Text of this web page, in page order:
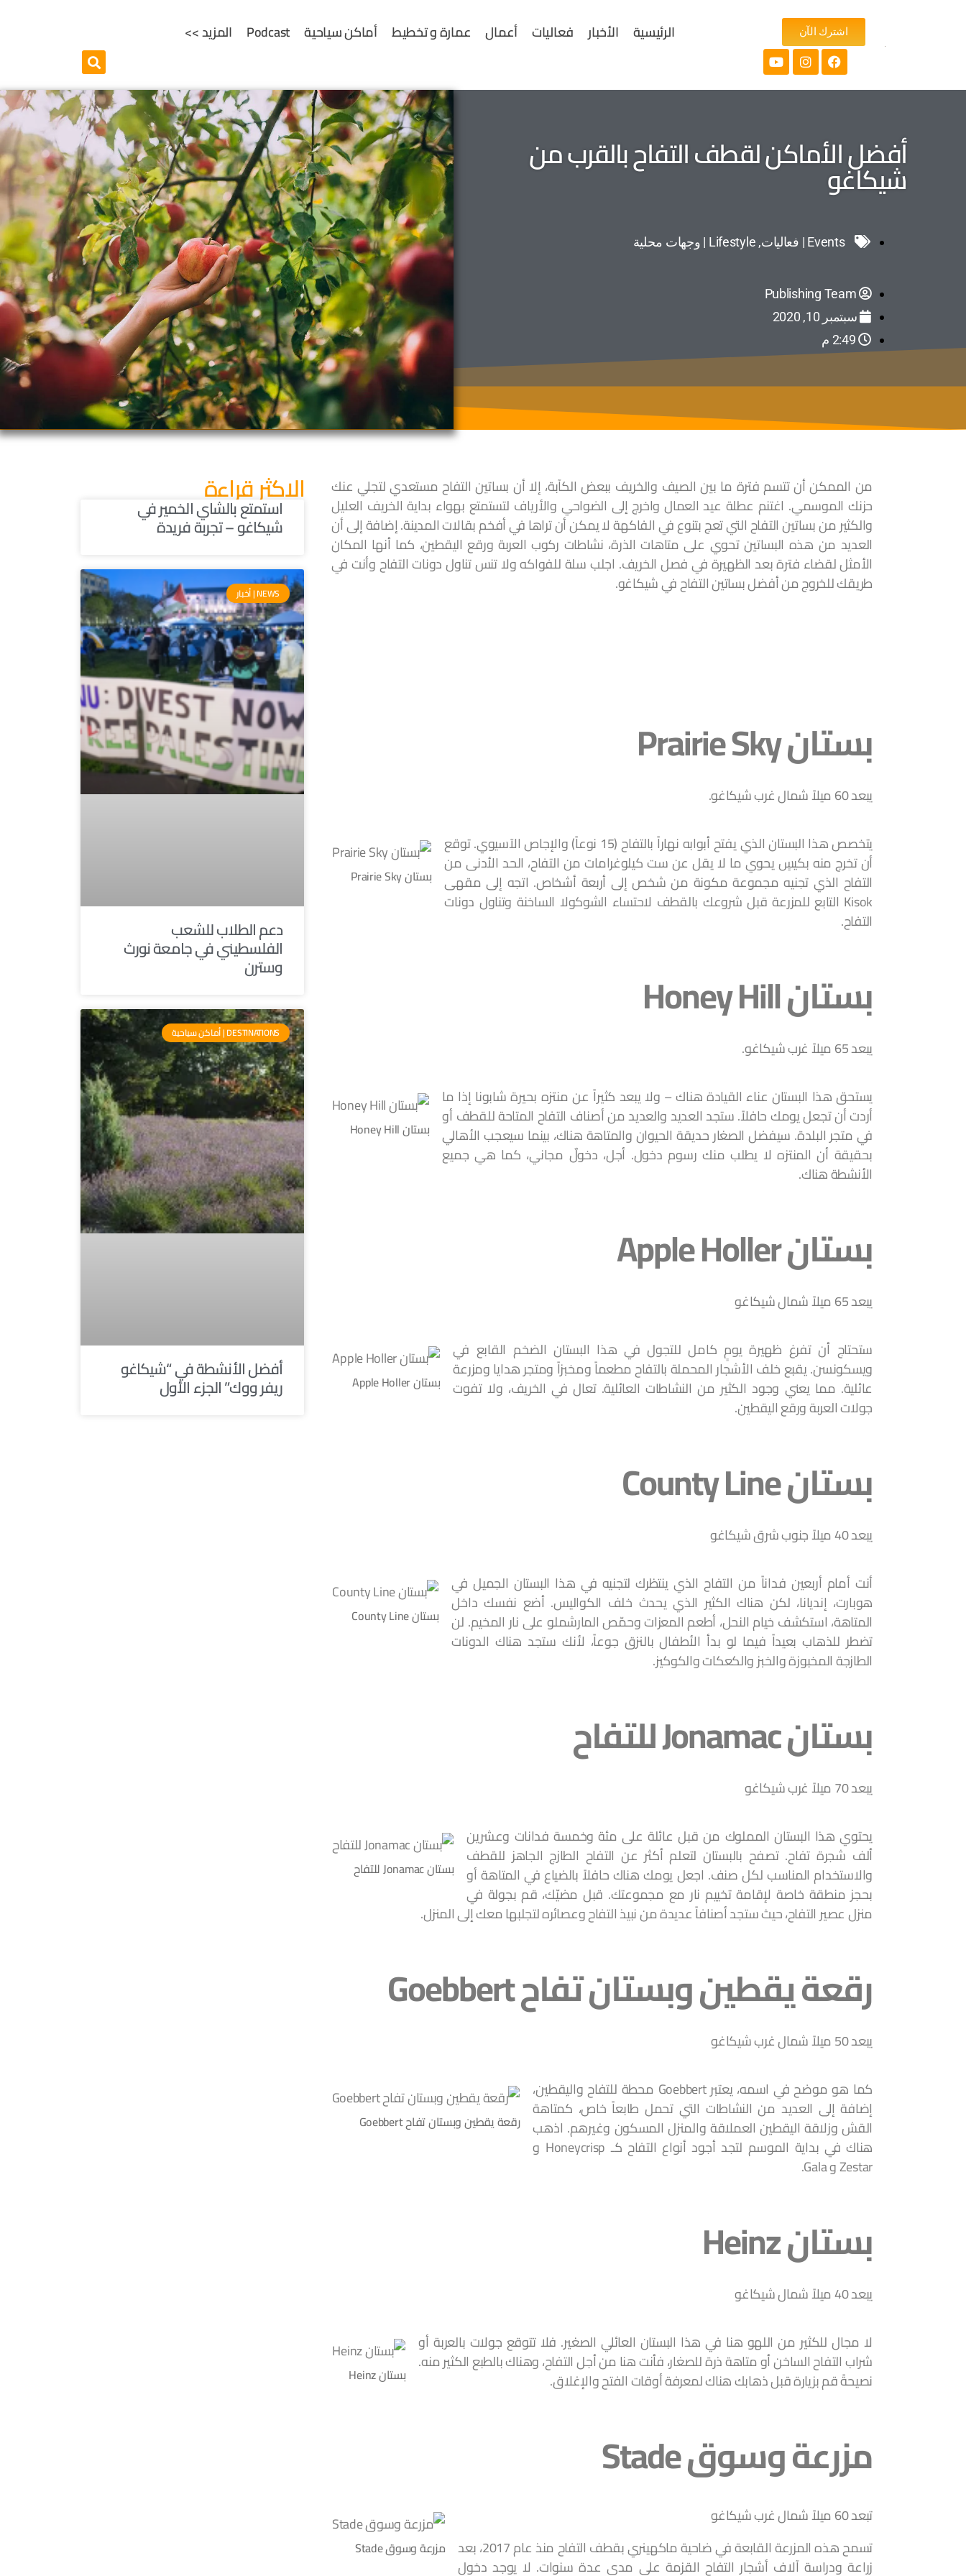
الرئيسية الأخبار فعاليات أعمال عمارة و تخطيط أماكن سياحية Podcast المزيد >> اشترك الآن
أفضل الأماكن لقطف التفاح بالقرب من
شيكاغو
Events | فعاليات , Lifestyle | وجهات محلية
Publishing Team
سبتمبر 10, 2020
2:49 م
من الممكن أن تتسم فترة ما بين الصيف والخريف ببعض الكآبة، إلا أن بساتين التفاح مستعدي لتجلي عنك
حزنك الموسمي. اغتنم عطلة عيد العمال واخرج إلى الضواحي والأرياف لتستمتع بهواء بداية الخريف العليل
والكثير من بساتين التفاح التي تعج بتنوع في الفاكهة لا يمكن أن تراها في أفخم بقالات المدينة. إضافة إلى أن
العديد من هذه البساتين تحوي على متاهات الذرة، نشاطات ركوب العربة ورقع اليقطين، كما أنها المكان
الأمثل لقضاء فترة بعد الظهيرة في فصل الخريف. اجلب سلة للفواكه ولا تنس تناول دونات التفاح وأنت في
طريقك للخروج من أفضل بساتين التفاح في شيكاغو.
بستان Prairie Sky
يبعد 60 ميلاً شمال غرب شيكاغو.
بستان Prairie Sky
يتخصص هذا البستان الذي يفتح أبوابه نهاراً بالتفاح (15 نوعاً) والإجاص الآسيوي. توقع
أن تخرج منه بكيسٍ يحوي ما لا يقل عن ست كيلوغرامات من التفاح، الحد الأدنى من
التفاح الذي تجنيه مجموعة مكونة من شخص إلى أربعة أشخاص. اتجه إلى مقهى
Kisok التابع للمزرعة قبل شروعك بالقطف لاحتساء الشوكولا الساخنة وتناول دونات
التفاح.
بستان Honey Hill
يبعد 65 ميلاً غرب شيكاغو.
بستان Honey Hill
يستحق هذا البستان عناء القيادة هناك – ولا يبعد كثيراً عن منتزه بحيرة شابونا إذا ما
أردت أن تجعل يومك حافلاً. ستجد العديد والعديد من أصناف التفاح المتاحة للقطف أو
في متجر البلدة. سيفضل الصغار حديقة الحيوان والمتاهة هناك، بينما سيعجب الأهالي
بحقيقة أن المنتزه لا يطلب منك رسوم دخول. أجل، دخولٌ مجاني، كما هي جميع
الأنشطة هناك.
بستان Apple Holler
يبعد 65 ميلاً شمال شيكاغو
بستان Apple Holler
ستحتاج أن تفرغ ظهيرة يومٍ كامل للتجول في هذا البستان الضخم القابع في
ويسكونسن. يقبع خلف الأشجار المحملة بالتفاح مطعماً ومخبزاً ومتجر هدايا ومزرعة
عائلية. مما يعني وجود الكثير من النشاطات العائلية. تعال في الخريف، ولا تفوت
جولات العربة ورقع اليقطين.
بستان County Line
يبعد 40 ميلاً جنوب شرق شيكاغو
بستان County Line
أنت أمام أربعين فداناً من التفاح الذي ينتظرك لتجنيه في هذا البستان الجميل في
هوبارت، إنديانا، لكن هناك الكثير الذي يحدث خلف الكواليس. أضع نفسك داخل
المتاهة، استكشف خيام النحل، أطعم المعزات وحمّص المارشملو على نار المخيم. لن
تضطر للذهاب بعيداً فيما لو بدأ الأطفال بالنزق جوعاً، لأنك ستجد هناك الدونات
الطازجة المخبوزة والخبز والكعكات والكوكيز.
بستان Jonamac للتفاح
يبعد 70 ميلاً غرب شيكاغو
بستان Jonamac للتفاح
يحتوي هذا البستان المملوك من قبل عائلة على مئة وخمسة فدانات وعشرين
ألف شجرة تفاح. تصفح بالبستان لتعلم أكثر عن التفاح الطازج الجاهز للقطف
والاستخدام المناسب لكل صنف. اجعل يومك هناك حافلاً بالضياع في المتاهة أو
بحجز منطقة خاصة لإقامة تخييم نار مع مجموعتك. قبل مضيّك، قم بجولة في
منزل عصير التفاح، حيث ستجد أصنافاً عديدة من نبيذ التفاح وعصائره لتجلبها معك إلى المنزل.
رقعة يقطين وبستان تفاح Goebbert
يبعد 50 ميلاً شمال غرب شيكاغو
رقعة يقطين وبستان تفاح Goebbert
كما هو موضح في اسمه، يعتبر Goebbert محطة للتفاح واليقطين،
إضافة إلى العديد من النشاطات التي تحمل طابعاً خاص، كمتاهة
القش وزلاقة اليقطين العملاقة والمنزل المسكون وغيرهم. اذهب
هناك في بداية الموسم لتجد أجود أنواع التفاح كـ Honeycrisp و
Zestar و Gala.
بستان Heinz
يبعد 40 ميلاً شمال شيكاغو
بستان Heinz
لا مجال للكثير من اللهو هنا في هذا البستان العائلي الصغير. فلا تتوقع جولات بالعربة أو
شراب التفاح الساخن أو متاهة ذرة للصغار، فأنت هنا من أجل التفاح، وهناك بالطبع الكثير منه.
نصيحةً قم بزيارة قبل ذهابك هناك لمعرفة أوقات الفتح والإغلاق.
مزرعة وسوق Stade
مزرعة وسوق Stade
تبعد 60 ميلاً شمال غرب شيكاغو
تسمح هذه المزرعة القابعة في ضاحية ماكهينري بقطف التفاح منذ عام 2017، بعد
زراعة ودراسة آلاف أشجار التفاح القزمة على مدى عدة سنوات. لا يوجد دخول
الاكثر قراءة
استمتع بالشاي الخمير في
شيكاغو – تجربة فريدة
NEWS | أخبار
دعم الطلاب للشعب
الفلسطيني في جامعة نورث
وسترن
DESTINATIONS | أماكن سياحية
أفضل الأنشطة في “شيكاغو
ريفر ووك” الجزء الأول